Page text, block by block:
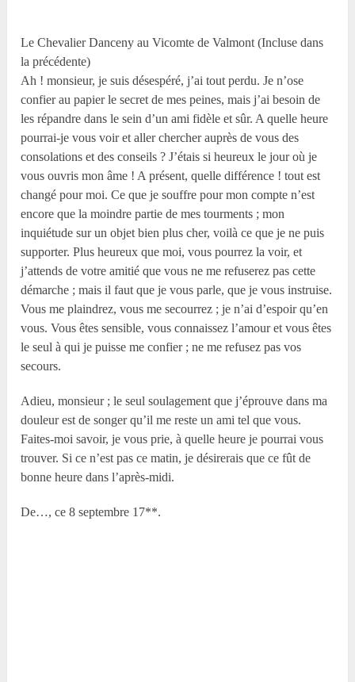
Le Chevalier Danceny au Vicomte de Valmont (Incluse dans
la précédente)
Ah ! monsieur, je suis désespéré, j’ai tout perdu. Je n’ose
confier au papier le secret de mes peines, mais j’ai besoin de
les répandre dans le sein d’un ami fidèle et sûr. A quelle heure
pourrai-je vous voir et aller chercher auprès de vous des
consolations et des conseils ? J’étais si heureux le jour où je
vous ouvris mon âme ! A présent, quelle différence ! tout est
changé pour moi. Ce que je souffre pour mon compte n’est
encore que la moindre partie de mes tourments ; mon
inquiétude sur un objet bien plus cher, voilà ce que je ne puis
supporter. Plus heureux que moi, vous pourrez la voir, et
j’attends de votre amitié que vous ne me refuserez pas cette
démarche ; mais il faut que je vous parle, que je vous instruise.
Vous me plaindrez, vous me secourrez ; je n’ai d’espoir qu’en
vous. Vous êtes sensible, vous connaissez l’amour et vous êtes
le seul à qui je puisse me confier ; ne me refusez pas vos
secours.
Adieu, monsieur ; le seul soulagement que j’éprouve dans ma
douleur est de songer qu’il me reste un ami tel que vous.
Faites-moi savoir, je vous prie, à quelle heure je pourrai vous
trouver. Si ce n’est pas ce matin, je désirerais que ce fût de
bonne heure dans l’après-midi.
De…, ce 8 septembre 17**.